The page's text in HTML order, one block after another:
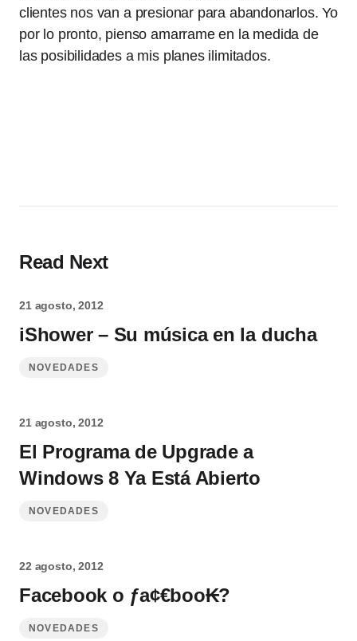
clientes nos van a presionar para abandonarlos. Yo
por lo pronto, pienso amarrame en la medida de
las posibilidades a mis planes ilimitados.
Read Next
21 agosto, 2012
iShower – Su música en la ducha
NOVEDADES
21 agosto, 2012
El Programa de Upgrade a
Windows 8 Ya Está Abierto
NOVEDADES
22 agosto, 2012
Facebook o ƒa¢€boo₭?
NOVEDADES